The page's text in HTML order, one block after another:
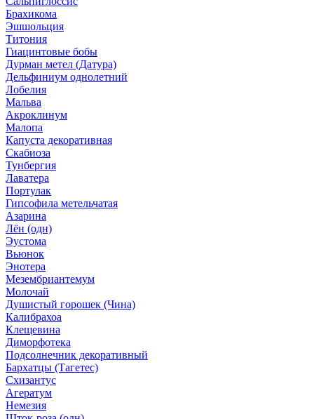
Брахикома
Эшшольция
Титония
Гиацинтовые бобы
Дурман метел (Датура)
Дельфиниум однолетний
Лобелия
Мальва
Акроклинум
Малопа
Капуста декоративная
Скабиоза
Тунбергия
Лаватера
Портулак
Гипсофила метельчатая
Азарина
Лён (одн)
Эустома
Вьюнок
Энотера
Мезембриантемум
Молочай
Душистый горошек (Чина)
Калибрахоа
Клещевина
Диморфотека
Подсолнечник декоративный
Бархатцы (Тагетес)
Схизантус
Агератум
Немезия